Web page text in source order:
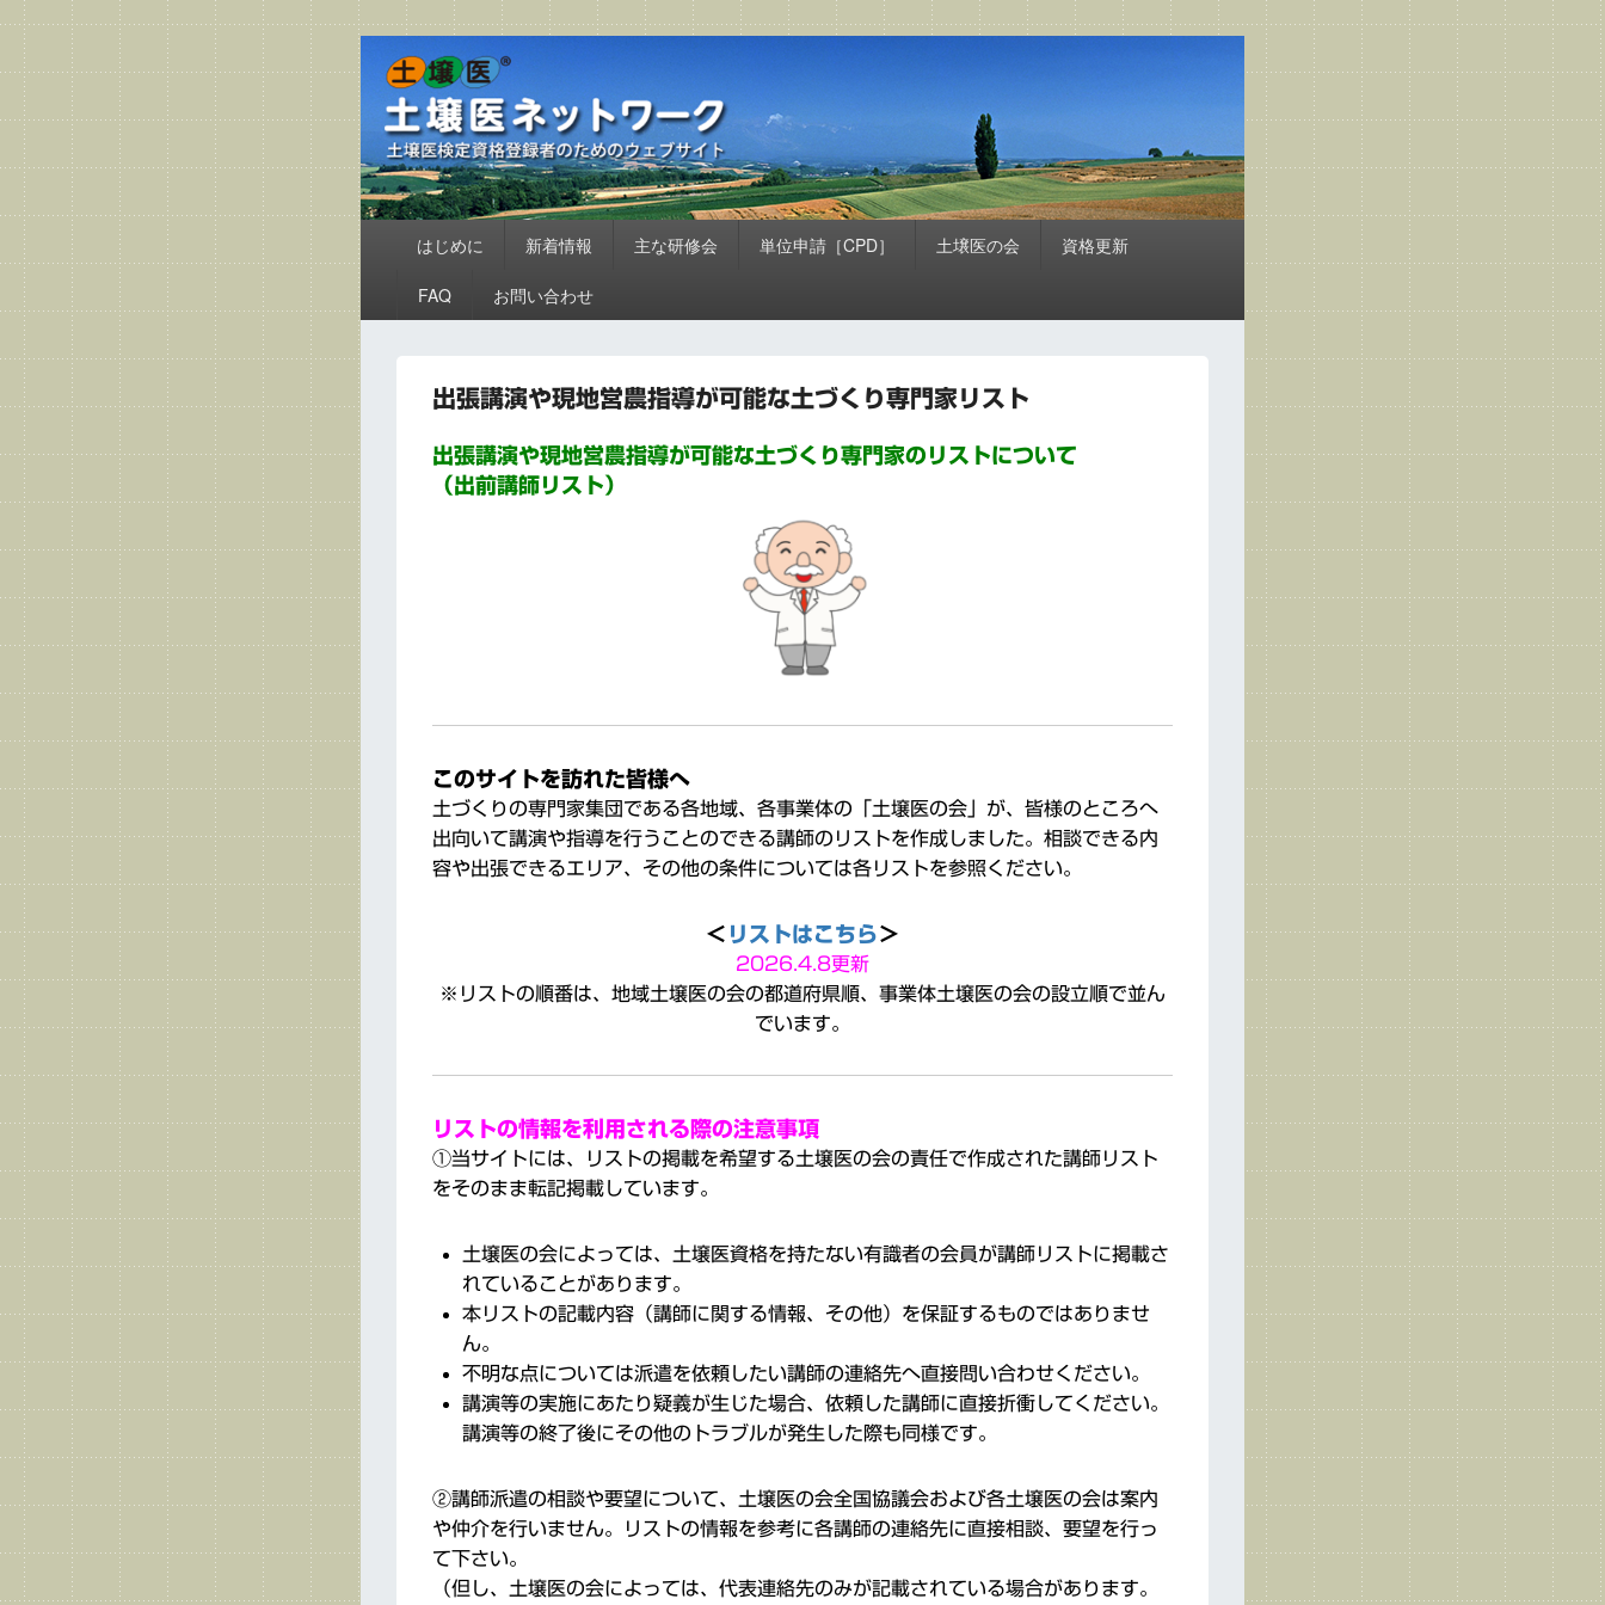
土壌医ネットワーク
土壌医検定資格登録者のためのウェブサイト
はじめに 新着情報 主な研修会 単位申請［CPD］ 土壌医の会 資格更新
FAQ お問い合わせ
出張講演や現地営農指導が可能な土づくり専門家リスト
出張講演や現地営農指導が可能な土づくり専門家のリストについて
（出前講師リスト）
このサイトを訪れた皆様へ
土づくりの専門家集団である各地域、各事業体の「土壌医の会」が、皆様のところへ
出向いて講演や指導を行うことのできる講師のリストを作成しました。相談できる内
容や出張できるエリア、その他の条件については各リストを参照ください。
＜ リストはこちら＞
2026.4.8更新
※リストの順番は、地域土壌医の会の都道府県順、事業体土壌医の会の設立順で並ん
でいます。
リストの情報を利用される際の注意事項
①当サイトには、リストの掲載を希望する土壌医の会の責任で作成された講師リスト
をそのまま転記掲載しています。
土壌医の会によっては、土壌医資格を持たない有識者の会員が講師リストに掲載さ
れていることがあります。
本リストの記載内容（講師に関する情報、その他）を保証するものではありませ
ん。
不明な点については派遣を依頼したい講師の連絡先へ直接問い合わせください。
講演等の実施にあたり疑義が生じた場合、依頼した講師に直接折衝してください。
講演等の終了後にその他のトラブルが発生した際も同様です。
②講師派遣の相談や要望について、土壌医の会全国協議会および各土壌医の会は案内
や仲介を行いません。リストの情報を参考に各講師の連絡先に直接相談、要望を行っ
て下さい。
（但し、土壌医の会によっては、代表連絡先のみが記載されている場合があります。